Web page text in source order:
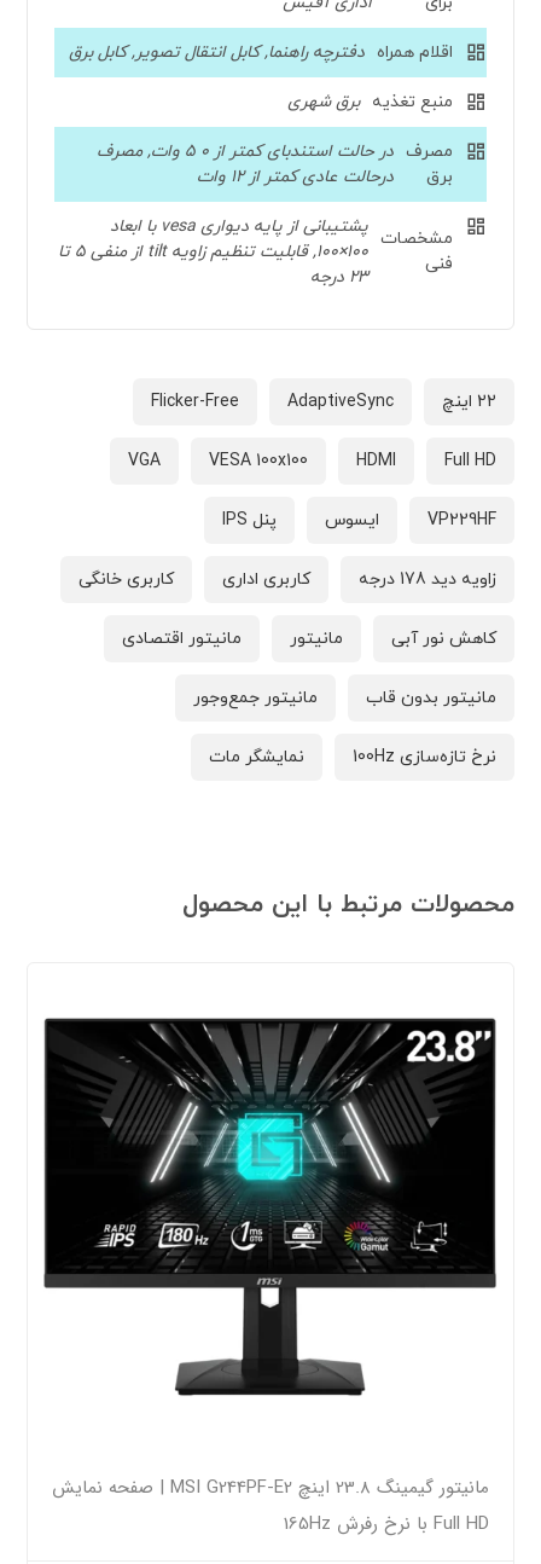
اقلام همراه دفترچه راهنما, کابل انتقال تصویر, کابل برق
منبع تغذیه برق شهری
مصرف
برق
در حالت استندبای کمتر از 0 5 وات, مصرف
درحالت عادی کمتر از 12 وات
مشخصات
فنی
پشتیبانی از پایه دیواری vesa با ابعاد
100×100, قابلیت تنظیم زاویه tilt از منفی 5 تا
23 درجه
22 اینچ AdaptiveSync
Flicker-Free
Full HD
HDMI
VESA 100x100
VGA
VP229HF ایسوس پنل IPS
زاویه دید 178 درجه کاربری اداری کاربری خانگی
کاهش نور آبی مانیتور مانیتور اقتصادی
مانیتور بدون قاب مانیتور جمع‌وجور
نرخ تازه‌سازی 100Hz نمایشگر مات
محصولات مرتبط با این محصول
مانیتور گیمینگ 23.8 اینچ MSI G244PF-E2 | صفحه نمایش
Full HD با نرخ رفرش 165Hz